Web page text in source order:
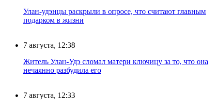
Улан-удэнцы раскрыли в опросе, что считают главным
подарком в жизни
7 августа, 12:38
Житель Улан-Удэ сломал матери ключицу за то, что она
нечаянно разбудила его
7 августа, 12:33